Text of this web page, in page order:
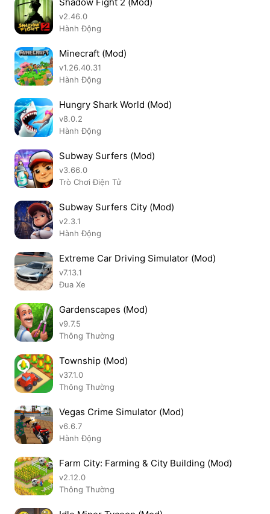
v2.46.0
Hành Động
Minecraft (Mod)
v1.26.40.31
Hành Động
Hungry Shark World (Mod)
v8.0.2
Hành Động
Subway Surfers (Mod)
v3.66.0
Trò Chơi Điện Tử
Subway Surfers City (Mod)
v2.3.1
Hành Động
Extreme Car Driving Simulator (Mod)
v7.13.1
Đua Xe
Gardenscapes (Mod)
v9.7.5
Thông Thường
Township (Mod)
v37.1.0
Thông Thường
Vegas Crime Simulator (Mod)
v6.6.7
Hành Động
Farm City: Farming & City Building (Mod)
v2.12.0
Thông Thường